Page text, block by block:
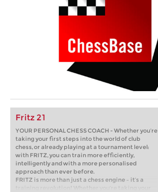
Fritz 21
YOUR PERSONAL CHESS COACH - Whether you’re
taking your first steps into the world of club
chess, or already playing at a tournament level:
with FRITZ, you can train more efficiently,
intelligently and with a more personalised
approach than ever before.
FRITZ is more than just a chess engine – it’s a
training revolution! Whether you’re taking your